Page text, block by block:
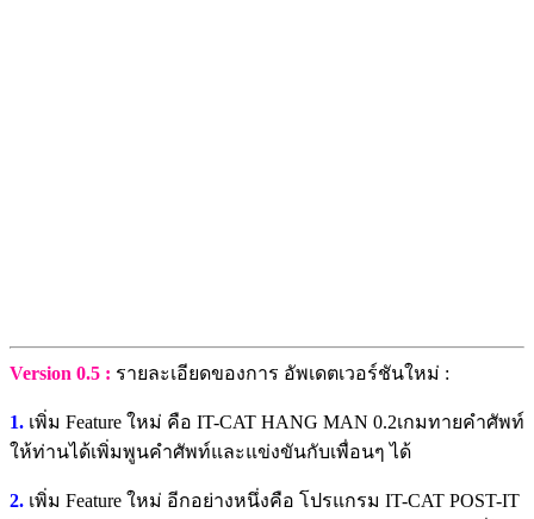
Version 0.5 : รายละเอียดของการ อัพเดตเวอร์ชันใหม่ :
1. เพิ่ม Feature ใหม่ คือ IT-CAT HANG MAN 0.2เกมทายคำศัพท์
ให้ท่านได้เพิ่มพูนคำศัพท์และแข่งขันกับเพื่อนๆ ได้
2. เพิ่ม Feature ใหม่ อีกอย่างหนึ่งคือ โปรแกรม IT-CAT POST-IT